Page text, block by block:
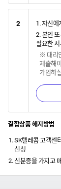
2
1. 자신에
2. 본인
필요한
※ 대리
제출해
가입하
결합상품 해지방법
SK텔레콤 고객센
신청
신분증을 가지고